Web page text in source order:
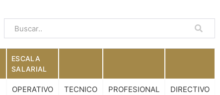
ESCALA
SALARIAL
OPERATIVO TECNICO PROFESIONAL DIRECTIVO